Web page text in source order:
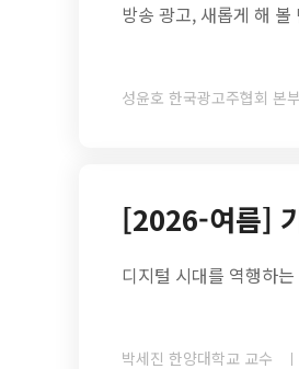
방송 광고, 새롭게 해 볼
성윤호 한국광고주협회 본
[2026-여름]
디지털 시대를 역행하
박세진 한양대학교 교수